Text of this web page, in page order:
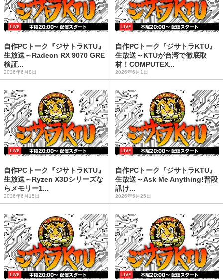
自作PCトーク『ジサトラKTU』
生放送～Radeon RX 9070 GRE
検証...
2026年6月8日
自作PCトーク『ジサトラKTU』
生放送～KTUが台湾で徹底取
材！COMPUTEX...
2026年6月1日
自作PCトーク『ジサトラKTU』
生放送～Ryzen X3Dシリーズな
らメモリー1...
2026年6月15日
自作PCトーク『ジサトラKTU』
生放送～Ask Me Anything!普段
訊け...
2026年5月25日